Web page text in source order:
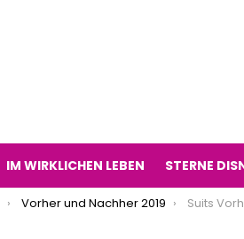
IM WIRKLICHEN LEBEN STERNE
Vorher und Nachher 2019 Suits Vorher